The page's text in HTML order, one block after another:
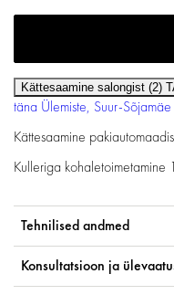
Kättesaamine salongist (2)
täna Ülemiste, Suur-
Kättesaamine
Kulleriga kohaletoimetamine
Tehnilised andmed
Konsultatsioon ja